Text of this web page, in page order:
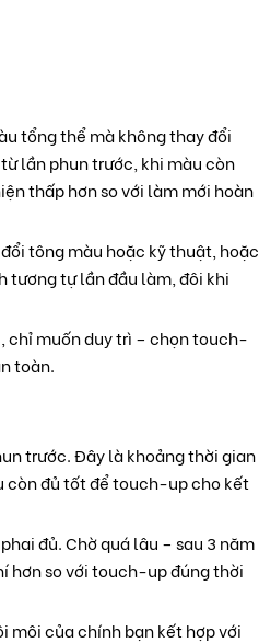
tổng thể mà không thay đổi
lần phun trước, khi màu còn
thấp hơn so với làm mới hoàn
tông màu hoặc kỹ thuật, hoặc
tương tự lần đầu làm, đôi khi
chỉ muốn duy trì – chọn touch-
toàn.
trước. Đây là khoảng thời gian
còn đủ tốt để touch-up cho kết
đủ. Chờ quá lâu – sau 3 năm
hơn so với touch-up đúng thời
môi của chính bạn kết hợp với